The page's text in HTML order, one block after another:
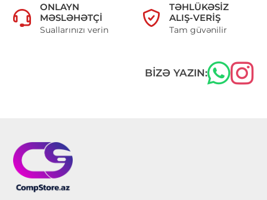
ONLAYN
MƏSLƏHƏTÇI
Suallarınızı verin
TƏHLÜKƏSIZ
ALIŞ-VERIŞ
Tam güvənilir
BIZƏ YAZIN: